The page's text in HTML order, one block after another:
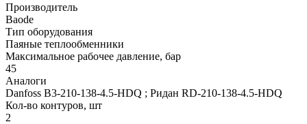
Производитель
Baode
Тип оборудования
Паяные теплообменники
Максимальное рабочее давление, бар
45
Аналоги
Danfoss B3-210-138-4.5-HDQ ; Ридан RD-210-138-4.5-HDQ
Кол-во контуров, шт
2